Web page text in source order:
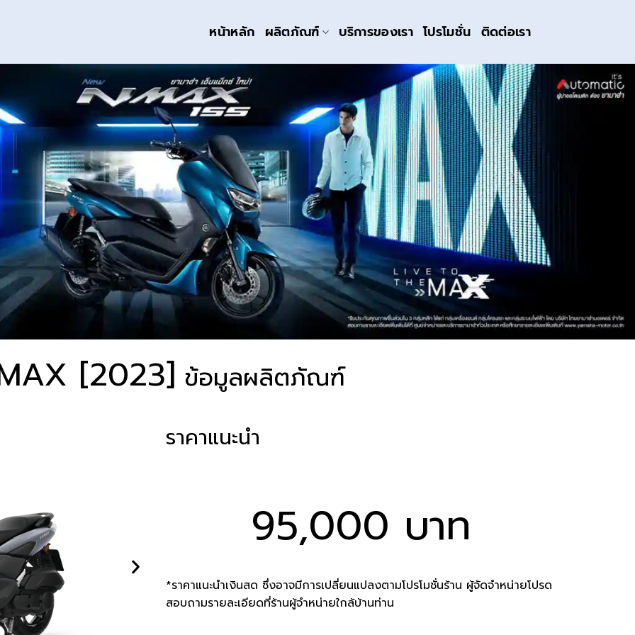
หน้าหลัก ผลิตภัณฑ์ บริการของเรา โปรโมชั่น ติดต่อเรา
[2023] ข้อมูลผลิตภัณฑ์
ราคาแนะนำ
95,000 บาท
*ราคาแนะนำเงินสด ซึ่งอาจมีการเปลี่ยนแปลงตามโปรโมชั่นร้าน ผู้จัดจำหน่ายโปรด
สอบถามรายละเอียดที่ร้านผู้จำหน่ายใกล้บ้านท่าน